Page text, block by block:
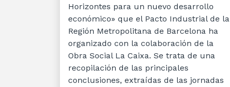
Horizontes para un nuevo desarrollo
económico» que el Pacto Industrial de la
Región Metropolitana de Barcelona ha
organizado con la colaboración de la
Obra Social La Caixa. Se trata de una
recopilación de las principales
conclusiones, extraídas de las jornadas